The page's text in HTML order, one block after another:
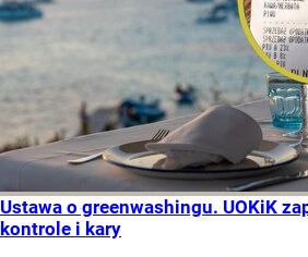
Ustawa o greenwashingu. UOKiK
kontrole i kary